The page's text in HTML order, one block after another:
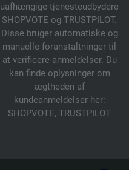
uafhængige tjenesteudbydere
SHOPVOTE og TRUSTPILOT.
Disse bruger automatiske og
manuelle foranstaltninger til
at verificere anmeldelser. Du
kan finde oplysninger om
ægtheden af
kundeanmeldelser her:
SHOPVOTE, TRUSTPILOT